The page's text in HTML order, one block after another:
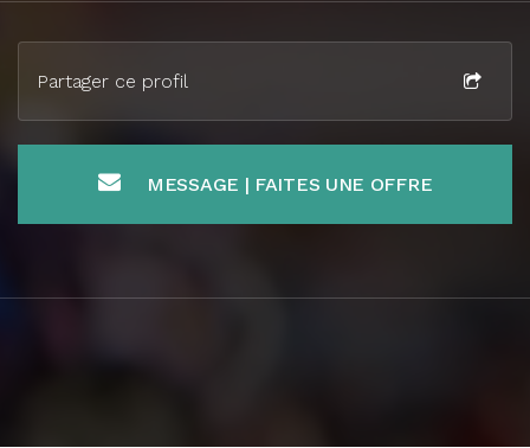
Partager ce profil
MESSAGE | FAITES UNE OFFRE